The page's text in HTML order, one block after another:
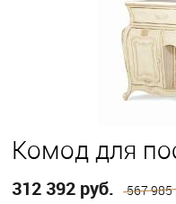
Комод для
312 392 руб. 567 985